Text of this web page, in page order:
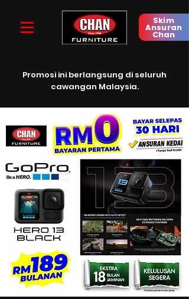
Skim
Ansuran
Chan
Promosi ini berlangsung di seluruh
cawangan Malaysia.